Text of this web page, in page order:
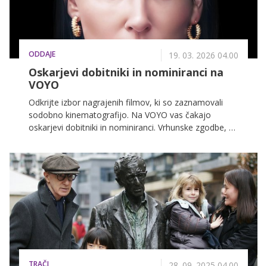
ODDAJE 19. 03. 2026 04.00
Oskarjevi dobitniki in nominiranci na
VOYO
Odkrijte izbor nagrajenih filmov, ki so zaznamovali
sodobno kinematografijo. Na VOYO vas čakajo
oskarjevi dobitniki in nominiranci. Vrhunske zgodbe, ki
filmski izkušnji, ki ostane z vami.